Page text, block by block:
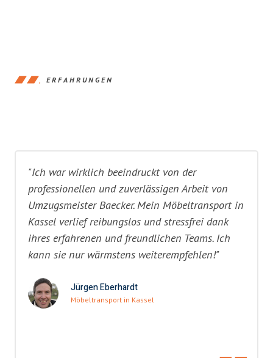
ERFAHRUNGEN
"Ich war wirklich beeindruckt von der
professionellen und zuverlässigen Arbeit von
Umzugsmeister Baecker. Mein Möbeltransport in
Kassel verlief reibungslos und stressfrei dank
ihres erfahrenen und freundlichen Teams. Ich
kann sie nur wärmstens weiterempfehlen!"
Jürgen Eberhardt
Möbeltransport in Kassel